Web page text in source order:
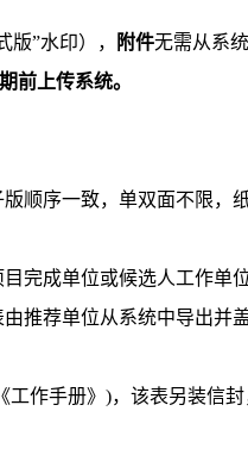
”水印）， 附件无需从系
前上传系统。
顺序一致，单双面不限，
完成单位或候选人工作单
推荐单位从系统中导出并
作手册》)，该表另装信